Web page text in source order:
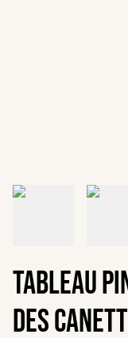
Tableau
des